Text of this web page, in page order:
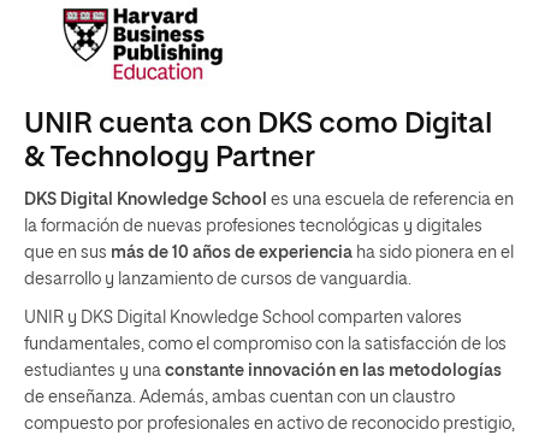
UNIR cuenta con DKS como Digital
& Technology Partner
DKS Digital Knowledge School es una escuela de referencia en
la formación de nuevas profesiones tecnológicas y digitales
que en sus más de 10 años de experiencia ha sido pionera en el
desarrollo y lanzamiento de cursos de vanguardia.
UNIR y DKS Digital Knowledge School comparten valores
fundamentales, como el compromiso con la satisfacción de los
estudiantes y una constante innovación en las metodologías
de enseñanza. Además, ambas cuentan con un claustro
compuesto por profesionales en activo de reconocido prestigio,